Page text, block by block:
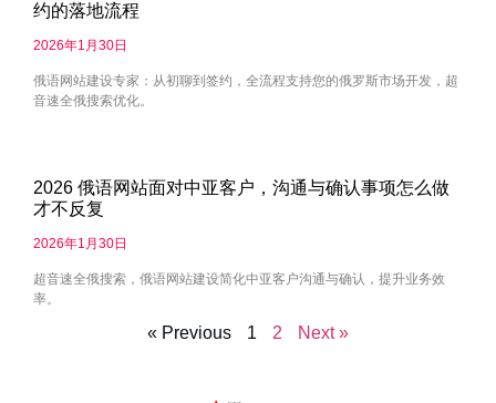
约的落地流程
2026年1月30日
俄语网站建设专家：从初聊到签约，全流程支持您的俄罗斯市场开发，超
音速全俄搜索优化。
2026 俄语网站面对中亚客户，沟通与确认事项怎么做
才不反复
2026年1月30日
超音速全俄搜索，俄语网站建设简化中亚客户沟通与确认，提升业务效
率。
« Previous 1 2 Next »